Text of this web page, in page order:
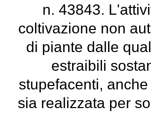
n. 43843.
coltivazione non
di piante dalle
estraibili
stupefacenti,
sia realizzata per